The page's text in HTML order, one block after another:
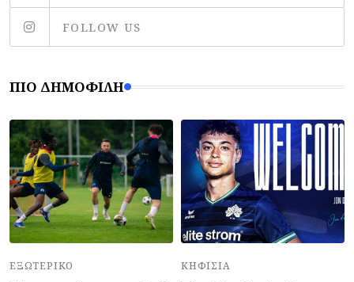
FOLLOW US
ΠΙΟ ΔΗΜΟΦΙΛΉ
ΕΞΩΤΕΡΙΚΌ ΚΗΦΙΣΙΆ